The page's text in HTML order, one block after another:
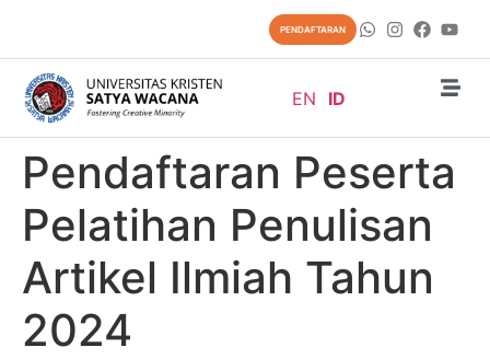
PENDAFTARAN
EN ID
Pendaftaran Peserta
Pelatihan Penulisan
Artikel Ilmiah Tahun
2024